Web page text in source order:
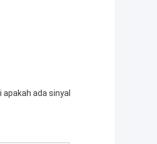
ada sinyal